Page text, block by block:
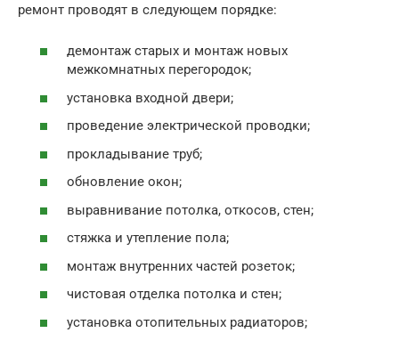
ремонт проводят в следующем порядке:
демонтаж старых и монтаж новых
межкомнатных перегородок;
установка входной двери;
проведение электрической проводки;
прокладывание труб;
обновление окон;
выравнивание потолка, откосов, стен;
стяжка и утепление пола;
монтаж внутренних частей розеток;
чистовая отделка потолка и стен;
установка отопительных радиаторов;